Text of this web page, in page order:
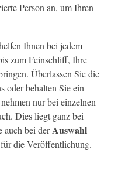
Person an, um Ihren
Ihnen bei jedem
zum Feinschliff, Ihre
Überlassen Sie die
oder behalten Sie ein
nur bei einzelnen
Dies liegt ganz bei
auch bei derAuswahl
die Veröffentlichung.